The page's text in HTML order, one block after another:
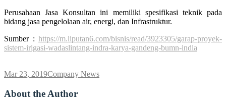
Perusahaan Jasa Konsultan ini memiliki spesifikasi teknik pada
bidang jasa pengelolaan air, energi, dan Infrastruktur.
Sumber : https://m.liputan6.com/bisnis/read/3923305/garap-proyek-
sistem-irigasi-wadaslintang-indra-karya-gandeng-bumn-india
Mar 23, 2019Company News
About the Author